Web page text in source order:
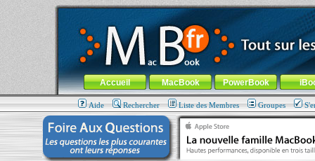
MacBook-fr.com : 100% Apple... 100% nomade !
Aller au contenu-Aller au menu général-Aller au menu de
Menu général
Accueil MacBook PowerBook
Aide Rechercher Liste des Membres Groupes